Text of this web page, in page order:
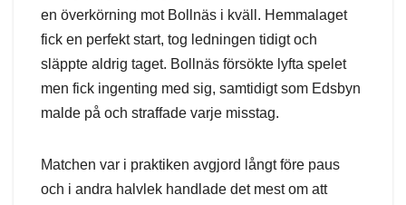
en överkörning mot Bollnäs i kväll. Hemmalaget
fick en perfekt start, tog ledningen tidigt och
släppte aldrig taget. Bollnäs försökte lyfta spelet
men fick ingenting med sig, samtidigt som Edsbyn
malde på och straffade varje misstag.
Matchen var i praktiken avgjord långt före paus
och i andra halvlek handlade det mest om att